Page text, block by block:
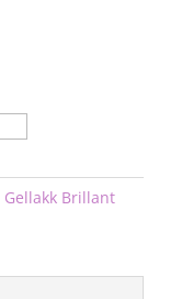
Gellakk Brillant